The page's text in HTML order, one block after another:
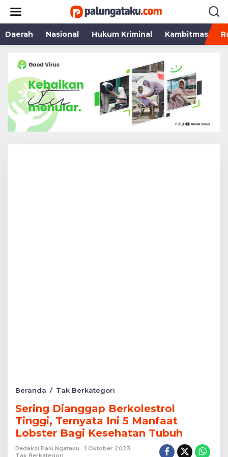
konten
Daerah
Nasional Hukum Kriminal Kambitmas
Beranda / Tak Berkategori
Berkolestrol
Tinggi,
Ternyata
Ini
5
Sering Dianggap Berkolestrol
Tinggi, Ternyata Ini 5 Manfaat
Lobster Bagi Kesehatan Tubuh
Redaksi Palu Ngataku
1 Oktober 2023
Tak Berkategori